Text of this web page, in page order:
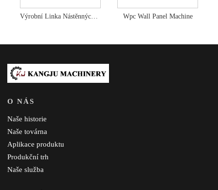
Výrobní Linka Nástěnných Panelů WPC Wpc Wall Panel Machine
O NÁS
Naše historie
Naše továrna
Aplikace produktu
Produkční trh
Naše služba